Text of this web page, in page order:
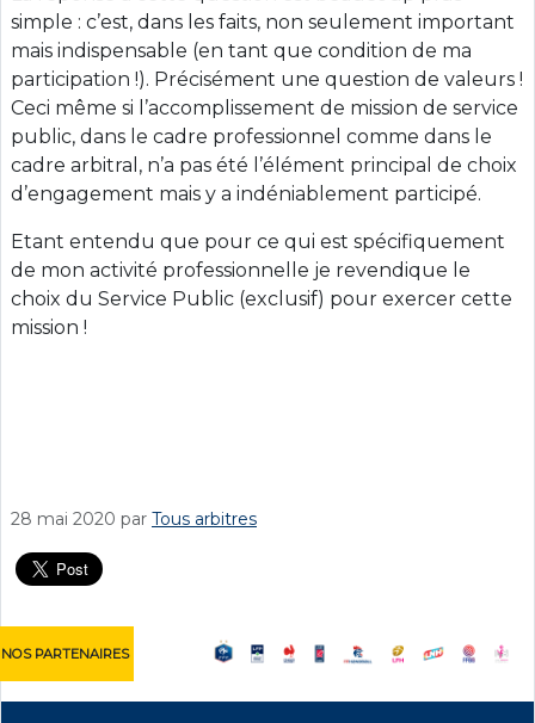
simple : c’est, dans les faits, non seulement important
mais indispensable (en tant que condition de ma
participation !). Précisément une question de valeurs !
Ceci même si l’accomplissement de mission de service
public, dans le cadre professionnel comme dans le
cadre arbitral, n’a pas été l’élément principal de choix
d’engagement mais y a indéniablement participé.
Etant entendu que pour ce qui est spécifiquement
de mon activité professionnelle je revendique le
choix du Service Public (exclusif) pour exercer cette
mission !
28 mai 2020 par Tous arbitres
NOS PARTENAIRES